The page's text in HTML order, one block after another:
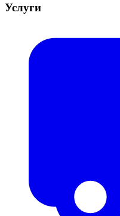
Услуги